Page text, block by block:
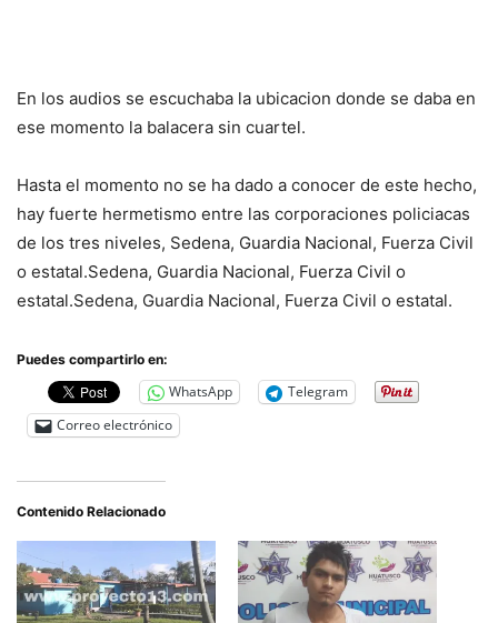
En los audios se escuchaba la ubicacion donde se daba en
ese momento la balacera sin cuartel.
Hasta el momento no se ha dado a conocer de este hecho,
hay fuerte hermetismo entre las corporaciones policiacas
de los tres niveles, Sedena, Guardia Nacional, Fuerza Civil
o estatal.Sedena, Guardia Nacional, Fuerza Civil o
estatal.Sedena, Guardia Nacional, Fuerza Civil o estatal.
Puedes compartirlo en:
WhatsApp
Telegram
Correo electrónico
Contenido Relacionado